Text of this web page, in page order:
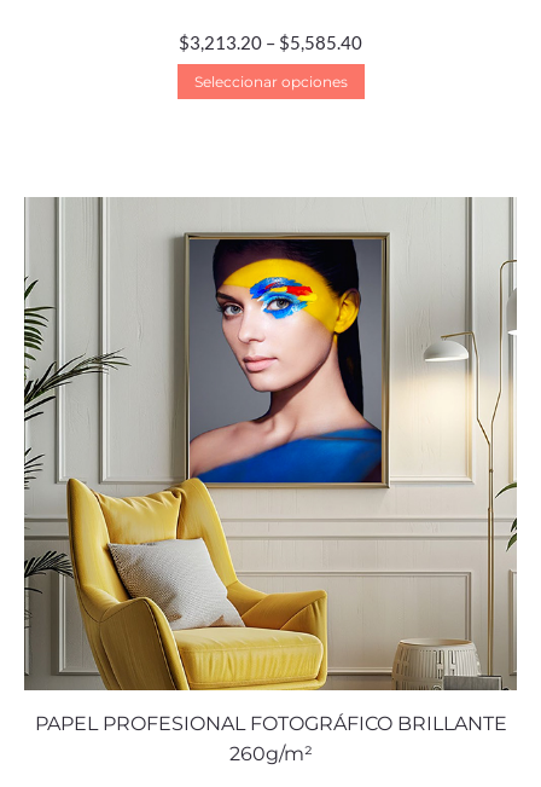
$3,213.20 – $5,585.40
Seleccionar opciones
PAPEL PROFESIONAL FOTOGRÁFICO BRILLANTE
260g/m²